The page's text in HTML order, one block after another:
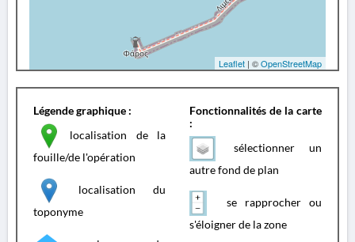
Leaflet | ©OpenStreetMap
Légende graphique :
localisation de la
fouille/de l'opération
localisation du
toponyme
Fonctionnalités de la carte
:
sélectionner un
autre fond de plan
se rapprocher ou
s'éloigner de la zone